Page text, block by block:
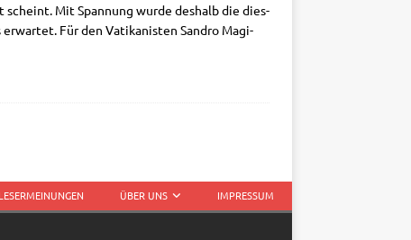
Mit Span­nung wur­de des­halb die dies­
erwar­tet. Für den Vati­ka­ni­sten San­dro Magi­
ÜBER UNS IMPRESSUM